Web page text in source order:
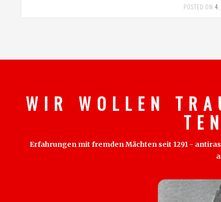
POSTED ON
W I R W O L L E N T R
T E
Erfahrungen mit fremden Mächten seit 1291 -